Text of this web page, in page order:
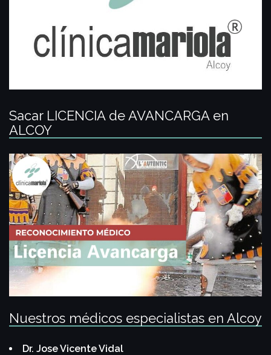
Sacar LICENCIA de AVANCARGA en
ALCOY
Nuestros médicos especialistas en Alcoy
Dr. Jose Vicente Vidal